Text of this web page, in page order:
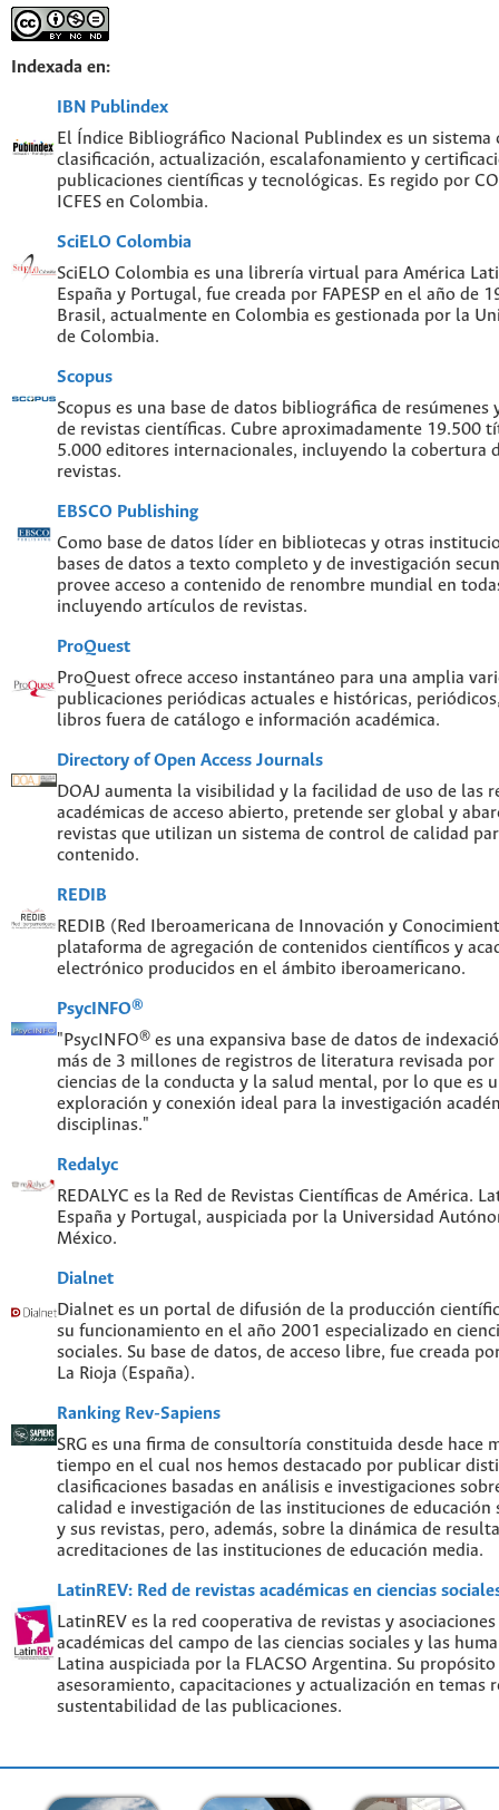
Indexada en:
IBN Publindex
El Índice Bibliográfico Nacional Publindex es un
clasificación, actualización, escalafonamiento y
publicaciones científicas y tecnológicas. Es regido por
ICFES en Colombia.
SciELO Colombia
SciELO Colombia es una librería virtual para América
España y Portugal, fue creada por FAPESP en el año de
Brasil, actualmente en Colombia es gestionada por la
de Colombia.
Scopus
Scopus es una base de datos bibliográfica de
de revistas científicas. Cubre aproximadamente 19.500
5.000 editores internacionales, incluyendo la cobertura
revistas.
EBSCO Publishing
Como base de datos líder en bibliotecas y otras
bases de datos a texto completo y de investigación
provee acceso a contenido de renombre mundial en
incluyendo artículos de revistas.
ProQuest
ProQuest ofrece acceso instantáneo para una amplia
publicaciones periódicas actuales e históricas,
libros fuera de catálogo e información académica.
Directory of Open Access Journals
DOAJ aumenta la visibilidad y la facilidad de uso de las
académicas de acceso abierto, pretende ser global y
revistas que utilizan un sistema de control de calidad
contenido.
REDIB
REDIB (Red Iberoamericana de Innovación y
plataforma de agregación de contenidos científicos y
electrónico producidos en el ámbito iberoamericano.
PsycINFO®
"PsycINFO® es una expansiva base de datos de
más de 3 millones de registros de literatura revisada por
ciencias de la conducta y la salud mental, por lo que es
exploración y conexión ideal para la investigación
disciplinas."
Redalyc
REDALYC es la Red de Revistas Científicas de América.
España y Portugal, auspiciada por la Universidad
México.
Dialnet
Dialnet es un portal de difusión de la producción
su funcionamiento en el año 2001 especializado en
sociales. Su base de datos, de acceso libre, fue creada
La Rioja (España).
Ranking Rev-Sapiens
SRG es una firma de consultoría constituida desde hace
tiempo en el cual nos hemos destacado por publicar
clasificaciones basadas en análisis e investigaciones
calidad e investigación de las instituciones de educación
y sus revistas, pero, además, sobre la dinámica de
acreditaciones de las instituciones de educación media.
LatinREV: Red de revistas académicas en ciencias
LatinREV es la red cooperativa de revistas y
académicas del campo de las ciencias sociales y las
Latina auspiciada por la FLACSO Argentina. Su
asesoramiento, capacitaciones y actualización en temas
sustentabilidad de las publicaciones.